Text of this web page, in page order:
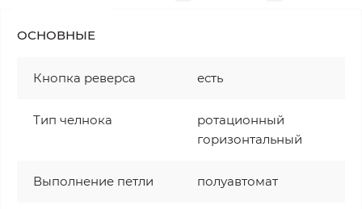
ОСНОВНЫЕ
Кнопка реверса есть
Тип челнока
ротационный
горизонтальный
Выполнение петли полуавтомат